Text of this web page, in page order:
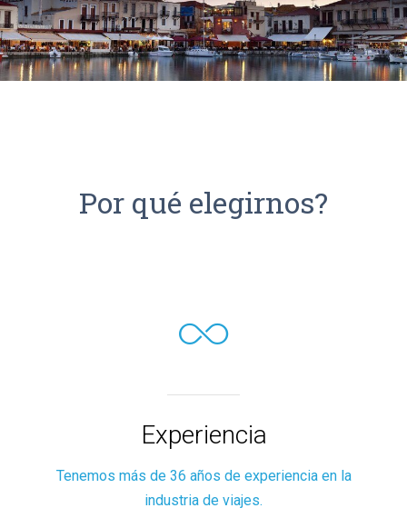
Por qué elegirnos?
Experiencia
Tenemos más de 36 años de experiencia en la
industria de viajes.